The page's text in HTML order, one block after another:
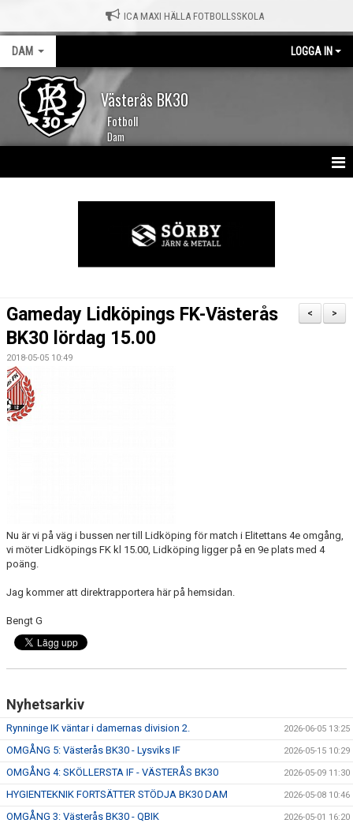
ICA MAXI HÄLLA FOTBOLLSSKOLA
DAM LOGGA IN
Västerås BK30
Fotboll
Dam
MATCHER
KONTAKT
>
<
Gameday Lidköpings FK-Västerås
BK30 lördag 15.00
2018-05-05 10:49
Nu är vi på väg i bussen ner till Lidköping för match i Elitettans 4e omgång,
vi möter Lidköpings FK kl 15.00, Lidköping ligger på en 9e plats med 4
poäng.
Jag kommer att direktrapportera här på hemsidan.
Bengt G
Nyhetsarkiv
Rynninge IK väntar i damernas division 2. 2026-06-05 13:25
OMGÅNG 5: Västerås BK30 - Lysviks IF 2026-05-15 10:29
OMGÅNG 4: SKÖLLERSTA IF - VÄSTERÅS BK30 2026-05-09 11:30
HYGIENTEKNIK FORTSÄTTER STÖDJA BK30 DAM 2026-05-08 10:46
OMGÅNG 3: Västerås BK30 - QBIK 2026-05-01 16:20